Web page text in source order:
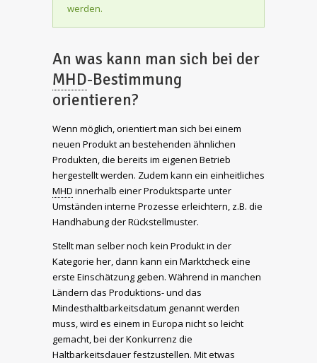
werden.
An was kann man sich bei der
MHD-Bestimmung
orientieren?
Wenn möglich, orientiert man sich bei einem
neuen Produkt an bestehenden ähnlichen
Produkten, die bereits im eigenen Betrieb
hergestellt werden. Zudem kann ein einheitliches
MHD innerhalb einer Produktsparte unter
Umständen interne Prozesse erleichtern, z.B. die
Handhabung der Rückstellmuster.
Stellt man selber noch kein Produkt in der
Kategorie her, dann kann ein Marktcheck eine
erste Einschätzung geben. Während in manchen
Ländern das Produktions- und das
Mindesthaltbarkeitsdatum genannt werden
muss, wird es einem in Europa nicht so leicht
gemacht, bei der Konkurrenz die
Haltbarkeitsdauer festzustellen. Mit etwas